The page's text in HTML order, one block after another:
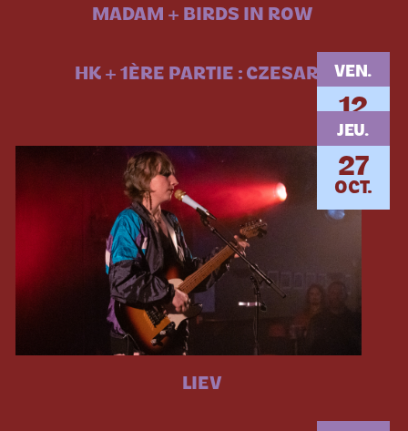
MADAM + BIRDS IN ROW
VEN.
12
MAI.
HK + 1ÈRE PARTIE : CZESARE
JEU.
27
OCT.
LIEV